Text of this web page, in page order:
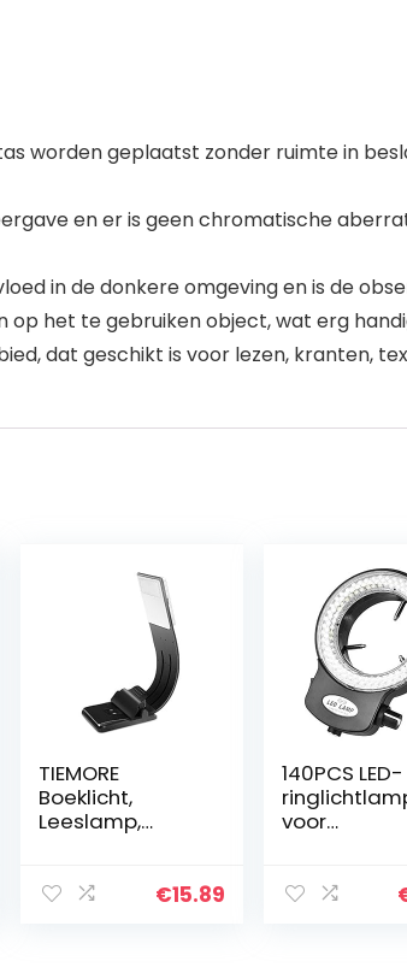
worden geplaatst zonder ruimte in
en er is geen chromatische
in de donkere omgeving en is de
op het te gebruiken object, wat erg
dat geschikt is voor lezen, kranten,
TIEMORE
Boeklicht,
Leeslamp,
Helderheid
€15.89
140PCS LED-
voor